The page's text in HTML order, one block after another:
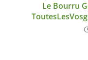
Le Bourru